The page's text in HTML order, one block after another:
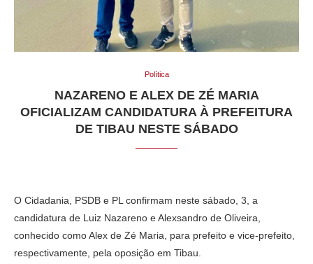
Política
NAZARENO E ALEX DE ZÉ MARIA
OFICIALIZAM CANDIDATURA À PREFEITURA
DE TIBAU NESTE SÁBADO
O Cidadania, PSDB e PL confirmam neste sábado, 3, a
candidatura de Luiz Nazareno e Alexsandro de Oliveira,
conhecido como Alex de Zé Maria, para prefeito e vice-prefeito,
respectivamente, pela oposição em Tibau.